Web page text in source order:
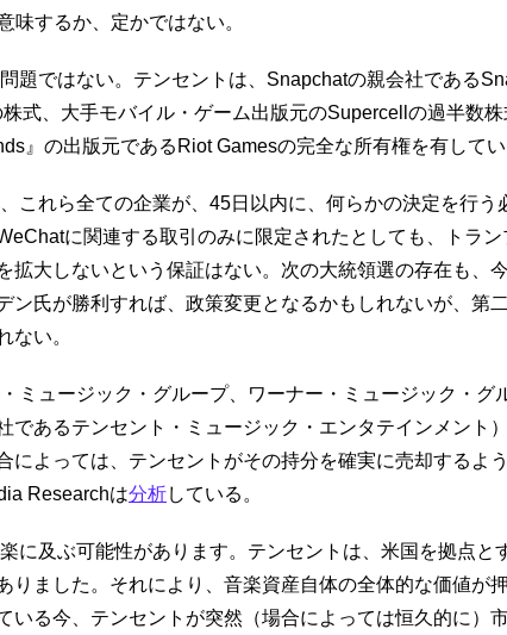
味するか、定かではない。
題ではない。テンセントは、Snapchatの親会社である
式、大手モバイル・ゲーム出版元のSupercellの過半数
』の出版元であるRiot Gamesの完全な所有権を有してい
これら全ての企業が、45日以内に、何らかの決定を行う
に関連する取引のみに限定されたとしても、トラ
拡大しないという保証はない。次の大統領選の存在も、
ン氏が勝利すれば、政策変更となるかもしれないが、第
ない。
ミュージック・グループ、ワーナー・ミュージック・グ
であるテンセント・ミュージック・エンタテインメント
によっては、テンセントがその持分を確実に売却するよ
Researchは分析している。
に及ぶ可能性があります。テンセントは、米国を拠点と
りました。それにより、音楽資産自体の全体的な価値が
いる今、テンセントが突然（場合によっては恒久的に）